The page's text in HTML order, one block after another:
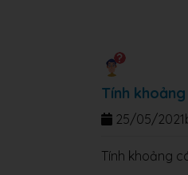
Tính
25/05/2021
Tính khoảng